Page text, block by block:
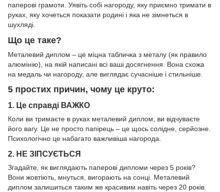
паперові грамоти. Уявіть собі нагороду, яку приємно тримати в
руках, яку хочеться показати родині і яка не зімнеться в
шухляді.
Що це таке?
Металевий диплом – це міцна табличка з металу (як правило
алюмінію), на якій написані всі ваші досягнення. Вона схожа
на медаль чи нагороду, але виглядає сучасніше і стильніше.
5 простих причин, чому це круто:
1. Це справді ВАЖКО
Коли ви тримаєте в руках металевий диплом, ви відчуваєте
його вагу. Це не просто папірець – це щось солідне, серйозне.
Психологічно це набагато важливіша нагорода.
2. НЕ ЗІПСУЄТЬСЯ
Згадайте, як виглядають паперові дипломи через 5 років?
Вони жовтіють, мнуться, вигорають на сонці. Металевий
диплом залишиться таким же красивим навіть через 20 років.